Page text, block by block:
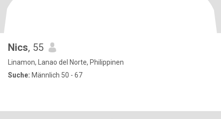
Nics, 55
Linamon, Lanao del Norte, Philippinen
Suche: Männlich 50 - 67